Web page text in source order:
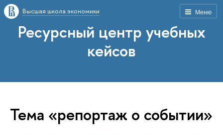
Меню
Высшая школа экономики
Ресурсный центр учебных
кейсов
Тема «репортаж о событии»